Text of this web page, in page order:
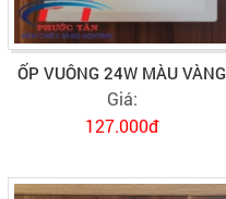
ỐP VUÔNG 24W MÀU VÀNG
Giá:
127.000đ